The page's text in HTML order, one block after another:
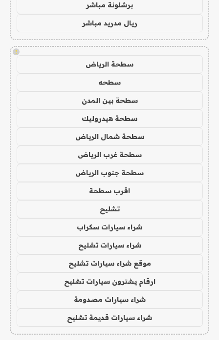
برشلونة مباشر
ريال مدريد مباشر
!
سطحة الرياض
سطحه
سطحة بين المدن
سطحة هيدروليك
سطحة شمال الرياض
سطحة غرب الرياض
سطحة جنوب الرياض
اقرب سطحة
تشليح
شراء سيارات سكراب
شراء سيارات تشليح
موقع شراء سيارات تشليح
ارقام يشترون سيارات تشليح
شراء سيارات مصدومة
شراء سيارات قديمة تشليح